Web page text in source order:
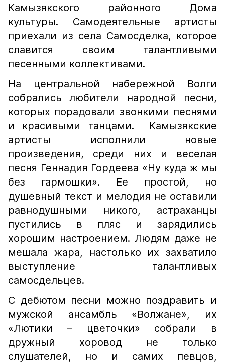
Камызякского районного Дома
культуры. Самодеятельные артисты
приехали из села Самосделка, которое
славится своим талантливыми
песенными коллективами.
На центральной набережной Волги
собрались любители народной песни,
которых порадовали звонкими песнями
и красивыми танцами. Камызякские
артисты исполнили новые
произведения, среди них и веселая
песня Геннадия Гордеева «Ну куда ж мы
без гармошки». Ее простой, но
душевный текст и мелодия не оставили
равнодушными никого, астраханцы
пустились в пляс и зарядились
хорошим настроением. Людям даже не
мешала жара, настолько их захватило
выступление талантливых
самосдельцев.
С дебютом песни можно поздравить и
мужской ансамбль «Волжане», их
«Лютики – цветочки» собрали в
дружный хоровод не только
слушателей, но и самих певцов,